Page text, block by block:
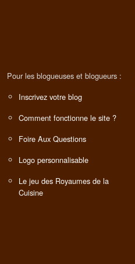
Pour les blogueuses et blogueurs :
Inscrivez votre blog
Comment fonctionne le site ?
Foire Aux Questions
Logo personnalisable
Le jeu des Royaumes de la
Cuisine